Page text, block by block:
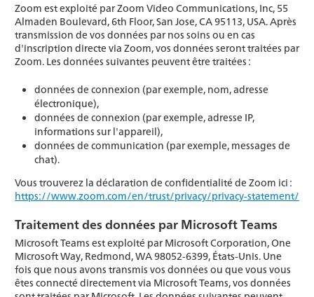
Zoom est exploité par Zoom Video Communications, Inc, 55
Almaden Boulevard, 6th Floor, San Jose, CA 95113, USA. Après
transmission de vos données par nos soins ou en cas
d'inscription directe via Zoom, vos données seront traitées par
Zoom. Les données suivantes peuvent être traitées :
données de connexion (par exemple, nom, adresse
électronique),
données de connexion (par exemple, adresse IP,
informations sur l'appareil),
données de communication (par exemple, messages de
chat).
Vous trouverez la déclaration de confidentialité de Zoom ici :
https://www.zoom.com/en/trust/privacy/privacy-statement/
Traitement des données par Microsoft Teams
Microsoft Teams est exploité par Microsoft Corporation, One
Microsoft Way, Redmond, WA 98052-6399, États-Unis. Une
fois que nous avons transmis vos données ou que vous vous
êtes connecté directement via Microsoft Teams, vos données